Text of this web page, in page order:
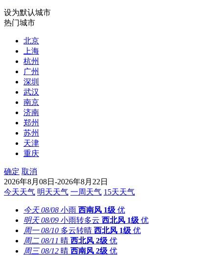
设为默认城市
热门城市
北京
上海
杭州
广州
深圳
武汉
南京
济南
郑州
苏州
天津
重庆
确定 取消
2026年8月08日-2026年8月22日
今天天气 明天天气 一周天气 15天天气
今天 08/08 小雨 西南风 1级 优
明天 08/09 小雨转多云 西北风 1级 优
周一 08/10 多云转晴 西北风 1级 优
周二 08/11 晴 西北风 2级 优
周三 08/12 晴 西南风 2级 优